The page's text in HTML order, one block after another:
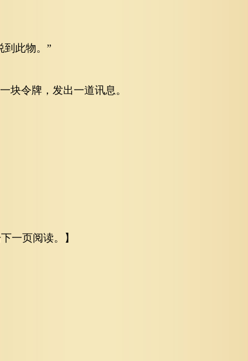
到此物。”
块令牌，发出一道讯息。
一页阅读。】